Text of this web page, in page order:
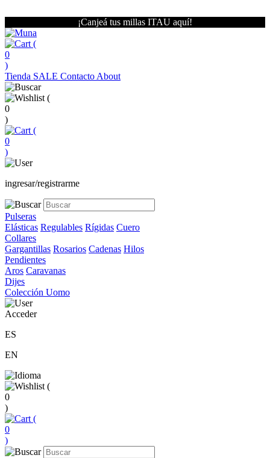
¡Canjeá tus millas ITAU aquí!
(
0
)
Tienda SALE Contacto About
(
0
)
(
0
)
ingresar/registrarme
Pulseras
Elásticas Regulables Rígidas Cuero
Collares
Gargantillas Rosarios Cadenas Hilos
Pendientes
Aros Caravanas
Dijes
Colección Uomo
Acceder
ES
EN
(
0
)
(
0
)